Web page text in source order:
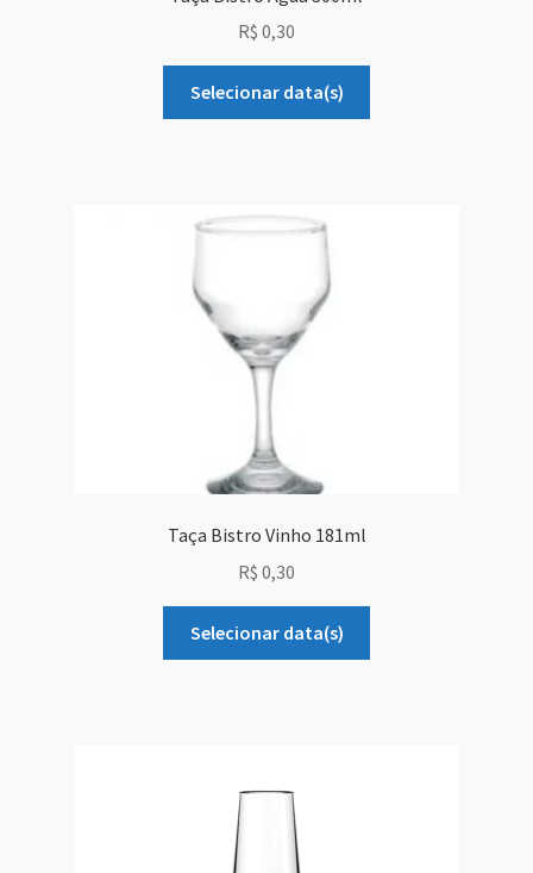
R$ 0,30
Selecionar data(s)
Taça Bistro Vinho 181ml
R$ 0,30
Selecionar data(s)